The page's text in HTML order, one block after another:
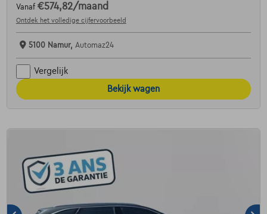
Vanaf €574,82/maand
Ontdek het volledige cijfervoorbeeld
5100 Namur, Automaz24
Vergelijk
Bekijk wagen